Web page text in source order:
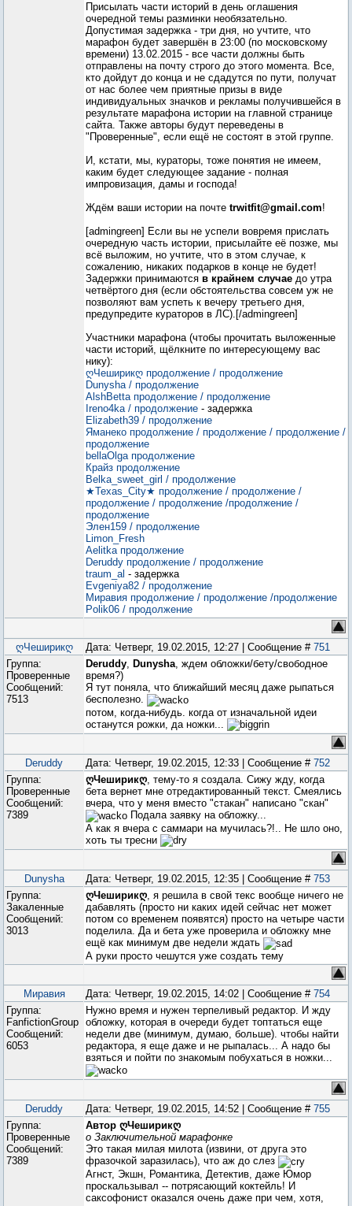
Присылать части историй в день оглашения
очередной темы разминки необязательно.
Допустимая задержка - три дня, но учтите, что
марафон будет завершён в 23:00 (по московскому
времени) 13.02.2015 - все части должны быть
отправлены на почту строго до этого момента. Все,
кто дойдут до конца и не сдадутся по пути, получат
от нас более чем приятные призы в виде
индивидуальных значков и рекламы получившейся в
результате марафона истории на главной странице
сайта. Также авторы будут переведены в
"Проверенные", если ещё не состоят в этой группе.
И, кстати, мы, кураторы, тоже понятия не имеем,
каким будет следующее задание - полная
импровизация, дамы и господа!
Ждём ваши истории на почте trwitfit@gmail.com!
[admingreen] Если вы не успели вовремя прислать
очередную часть истории, присылайте её позже, мы
всё выложим, но учтите, что в этом случае, к
сожалению, никаких подарков в конце не будет!
Задержки принимаются в крайнем случае до утра
четвёртого дня (если обстоятельства совсем уж не
позволяют вам успеть к вечеру третьего дня,
предупредите кураторов в ЛС).[/admingreen]
Участники марафона (чтобы прочитать выложенные
части историй, щёлкните по интересующему вас
нику):
ღЧеширикღ продолжение / продолжение
Dunysha / продолжение
AlshBetta продолжение / продолжение
Ireno4ka / продолжение - задержка
Elizabeth39 / продолжение
Яманеко продолжение / продолжение / продолжение /
продолжение
bellaOlga продолжение
Крайз продолжение
Belka_sweet_girl / продолжение
★Texas_City★ продолжение / продолжение /
продолжение / продолжение /продолжение /
продолжение
Элен159 / продолжение
Limon_Fresh
Aelitka продолжение
Deruddy продолжение / продолжение
traum_al - задержка
Evgeniya82 / продолжение
Миравия продолжение / продолжение /продолжение
Polik06 / продолжение
ღЧеширикღ Дата: Четверг, 19.02.2015, 12:27 | Сообщение # 751
Группа:
Проверенные
Сообщений:
7513
Deruddy, Dunysha, ждем обложки/бету/свободное
время?)
Я тут поняла, что ближайший месяц даже рыпаться
бесполезно.
потом, когда-нибудь. когда от изначальной идеи
останутся рожки, да ножки...
Deruddy Дата: Четверг, 19.02.2015, 12:33 | Сообщение # 752
Группа:
Проверенные
Сообщений:
7389
ღЧеширикღ, тему-то я создала. Сижу жду, когда
бета вернет мне отредактированный текст. Смеялись
вчера, что у меня вместо "стакан" написано "скан"
Подала заявку на обложку...
А как я вчера с саммари на мучилась?!.. Не шло оно,
хоть ты тресни
Dunysha Дата: Четверг, 19.02.2015, 12:35 | Сообщение # 753
Группа:
Закаленные
Сообщений:
3013
ღЧеширикღ, я решила в свой текс вообще ничего не
дабавлять (просто ни каких идей сейчас нет может
потом со временем появятся) просто на четыре части
поделила. Да и бета уже проверила и обложку мне
ещё как минимум две недели ждать
А руки просто чешутся уже создать тему
Миравия Дата: Четверг, 19.02.2015, 14:02 | Сообщение # 754
Группа:
FanfictionGroup
Сообщений:
6053
Нужно время и нужен терпеливый редактор. И жду
обложку, которая в очереди будет топтаться еще
недели две (минимум, думаю, больше). чтобы найти
редактора, я еще даже и не рыпалась... А надо бы
взяться и пойти по знакомым побухаться в ножки...
Deruddy Дата: Четверг, 19.02.2015, 14:52 | Сообщение # 755
Группа:
Проверенные
Сообщений:
7389
Автор ღЧеширикღ
о Заключительной марафонке
Это такая милая милота (извини, от друга это
фразочкой заразилась), что аж до слез
Агнст, Экшн, Романтика, Детектив, даже Юмор
проскальзывал -- потрясающий коктейль! И
саксофонист оказался очень даже при чем, хотя,